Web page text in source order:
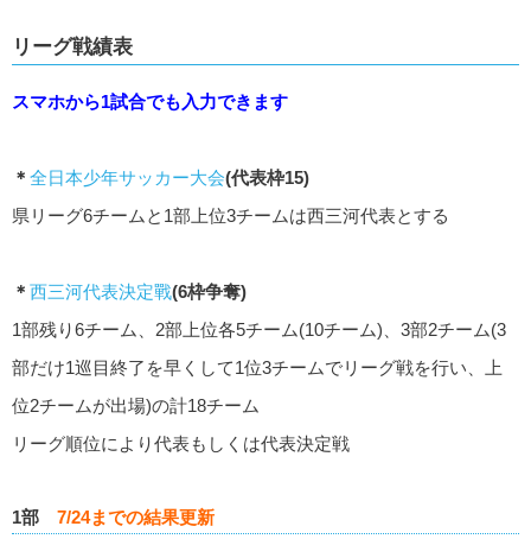
リーグ戦績表
スマホから1試合でも入力できます
＊ 全日本少年サッカー大会(代表枠15)
県リーグ6チームと1部上位3チームは西三河代表とする
＊ 西三河代表決定戰(6枠争奪)
1部残り6チーム、2部上位各5チーム(10チーム)、3部2チーム(3
部だけ1巡目終了を早くして1位3チームでリーグ戦を行い、上
位2チームが出場)の計18チーム
リーグ順位により代表もしくは代表決定戦
1部 7/24までの結果更新